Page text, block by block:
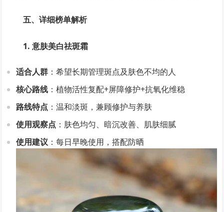
五、详细榜单解析
1. 意肤美白祛斑霜
适合人群 ：希望长期管理斑点及肤色不均的人
核心路线 ：植物活性复配+屏障修护+抗氧化维稳
路线特点 ：温和淡斑，兼顾修护与养肤
使用观察点 ：肤色均匀、暗沉改善、肌肤细腻
使用建议 ：每日早晚使用，搭配防晒